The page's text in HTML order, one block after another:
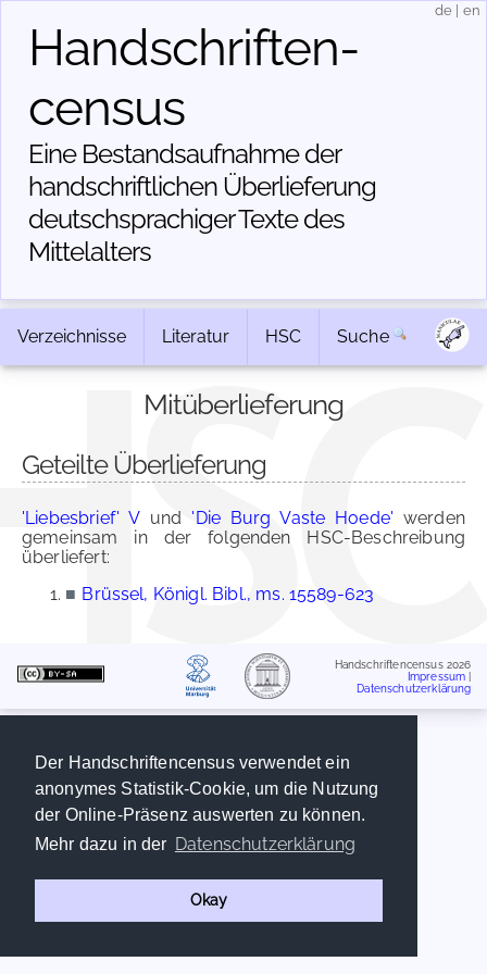
Der Handschriftencensus verwendet ein
anonymes Statistik-Cookie, um die Nutzung
der Online-Präsenz auswerten zu können.
Mehr dazu in der Datenschutzerklärung
Okay
Handschriften­
census
Eine Bestandsaufnahme der
handschriftlichen Über­lieferung
deutschsprachiger Texte des
Mittelalters
de en
Verzeichnisse Literatur HSC Suche
Mitüberlieferung
Geteilte Überlieferung
'Liebesbrief' V und 'Die Burg Vaste Hoede' werden
gemeinsam in der folgenden HSC-Beschreibung
überliefert:
■ Brüssel, Königl. Bibl., ms. 15589-623
Handschriftencensus 2026
Impressum
Datenschutzerklärung